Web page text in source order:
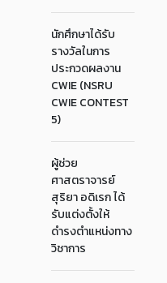
นักศึกษาได้รับ
รางวัลในการ
ประกวดผลงาน
CWIE (NSRU
CWIE CONTEST
5)
ผู้ช่วย
ศาสตราจารย์
สุริยา อดิเรก ได้
รับแต่งตั้งให้
ดำรงตำแหน่งทาง
วิชาการ